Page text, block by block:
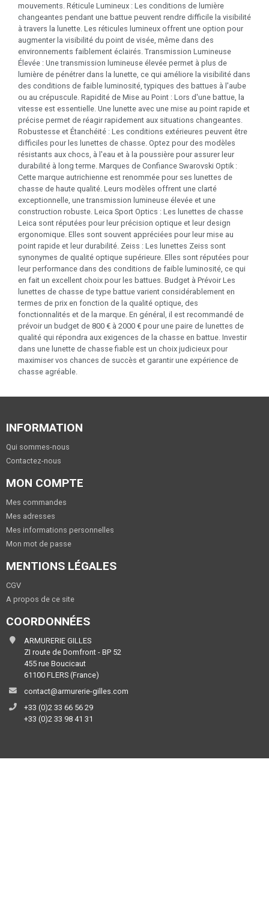
mouvements. Réticule Lumineux : Les conditions de lumière
changeantes pendant une battue peuvent rendre difficile la visibilité
à travers la lunette. Les réticules lumineux offrent une option pour
augmenter la visibilité du point de visée, même dans des
environnements faiblement éclairés. Transmission Lumineuse
Élevée : Une transmission lumineuse élevée permet à plus de
lumière de pénétrer dans la lunette, ce qui améliore la visibilité dans
des conditions de faible luminosité, typiques des battues à l'aube
ou au crépuscule. Rapidité de Mise au Point : Lors d'une battue, la
vitesse est essentielle. Une lunette avec une mise au point rapide et
précise permet de réagir rapidement aux situations changeantes.
Robustesse et Étanchéité : Les conditions extérieures peuvent être
difficiles pour les lunettes de chasse. Optez pour des modèles
résistants aux chocs, à l'eau et à la poussière pour assurer leur
durabilité à long terme. Marques de Confiance Swarovski Optik :
Cette marque autrichienne est renommée pour ses lunettes de
chasse de haute qualité. Leurs modèles offrent une clarté
exceptionnelle, une transmission lumineuse élevée et une
construction robuste. Leica Sport Optics : Les lunettes de chasse
Leica sont réputées pour leur précision optique et leur design
ergonomique. Elles sont souvent appréciées pour leur mise au
point rapide et leur durabilité. Zeiss : Les lunettes Zeiss sont
synonymes de qualité optique supérieure. Elles sont réputées pour
leur performance dans des conditions de faible luminosité, ce qui
en fait un excellent choix pour les battues. Budget à Prévoir Les
lunettes de chasse de type battue varient considérablement en
termes de prix en fonction de la qualité optique, des
fonctionnalités et de la marque. En général, il est recommandé de
prévoir un budget de 800 € à 2000 € pour une paire de lunettes de
qualité qui répondra aux exigences de la chasse en battue. Investir
dans une lunette de chasse fiable est un choix judicieux pour
maximiser vos chances de succès et garantir une expérience de
chasse agréable.
INFORMATION
Qui sommes-nous
Contactez-nous
MON COMPTE
Mes commandes
Mes adresses
Mes informations personnelles
Mon mot de passe
MENTIONS LÉGALES
CGV
A propos de ce site
COORDONNÉES
ARMURERIE GILLES
ZI route de Domfront - BP 52
455 rue Boucicaut
61100 FLERS (France)
contact@armurerie-gilles.com
+33 (0)2 33 66 56 29
+33 (0)2 33 98 41 31